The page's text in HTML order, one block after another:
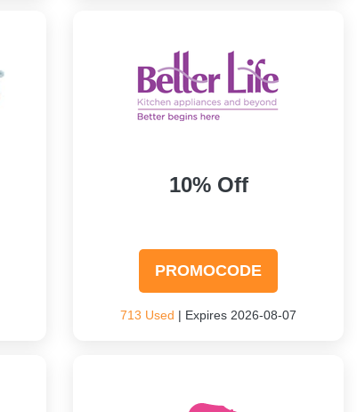
10% Off
PROMOCODE
713 Used | Expires 2026-08-07